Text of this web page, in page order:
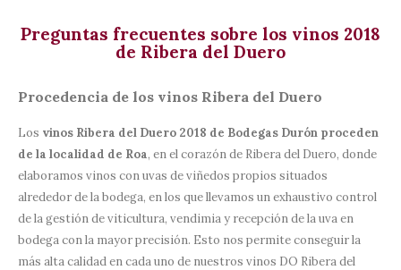
Preguntas frecuentes sobre los vinos 2018
de Ribera del Duero
Procedencia de los vinos Ribera del Duero
Los vinos Ribera del Duero 2018 de Bodegas Durón proceden
de la localidad de Roa, en el corazón de Ribera del Duero, donde
elaboramos vinos con uvas de viñedos propios situados
alrededor de la bodega, en los que llevamos un exhaustivo control
de la gestión de viticultura, vendimia y recepción de la uva en
bodega con la mayor precisión. Esto nos permite conseguir la
más alta calidad en cada uno de nuestros vinos DO Ribera del